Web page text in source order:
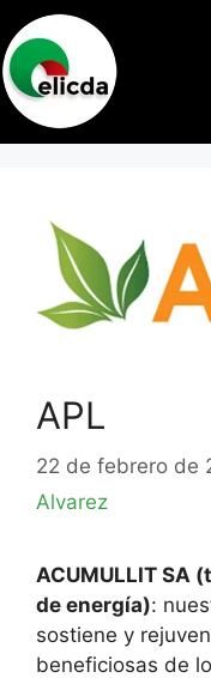
APL
22 de febrero de
Alvarez
ACUMULLIT SA
de energía):
sostiene y
beneficiosas de